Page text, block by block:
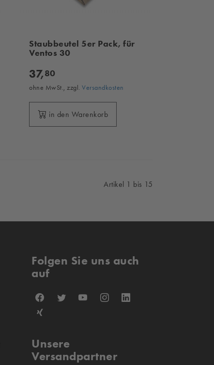
Staubbeutel 5er Pack, für
Ventos 30
37,80
ohne MwSt., zzgl.Versandkosten
in den Warenkorb
Artikel 1 bis 15
Folgen Sie uns auch
auf
Unsere
Versandpartner